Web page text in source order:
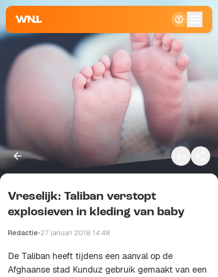
Groot
Kopieer link
Vreselijk: Taliban verstopt
explosieven in kleding van baby
Redactie•27 januari 2018 14:48
De Taliban heeft tijdens een aanval op de
Afghaanse stad Kunduz gebruik gemaakt van een